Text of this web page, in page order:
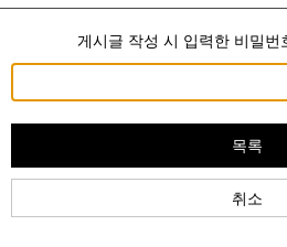
게시글 작성 시 입력한 비밀번
목록
취소